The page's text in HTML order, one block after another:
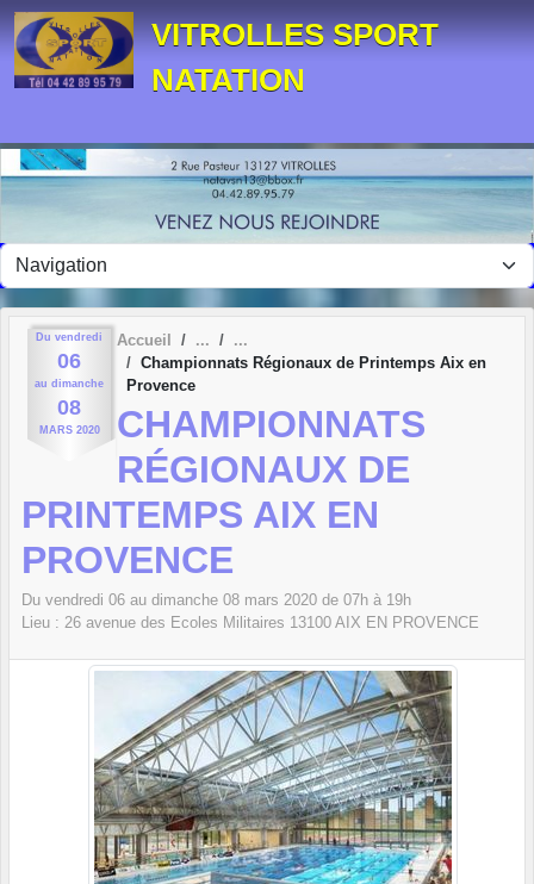
VITROLLES SPORT
NATATION
Du vendredi
06
au dimanche
08
MARS 2020
Accueil
Championnats Régionaux de Printemps Aix en
Provence
CHAMPIONNATS
RÉGIONAUX DE
PRINTEMPS AIX EN
PROVENCE
Du vendredi 06 au dimanche 08 mars 2020 de 07h à 19h
Lieu : 26 avenue des Ecoles Militaires 13100 AIX EN PROVENCE
Panneau de gestion des cookies